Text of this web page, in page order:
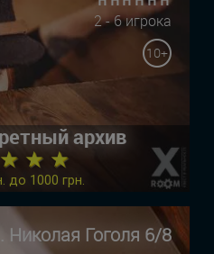
2 - 6 игрока
10+
архив
★ ★
до 1000 грн.
Николая Гоголя 6/8